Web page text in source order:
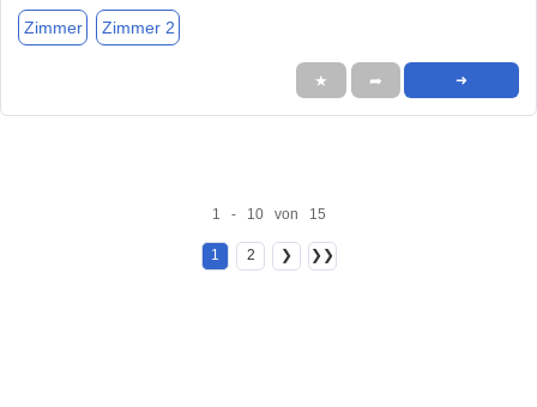
Zimmer Zimmer 2
★ ➦ ➜
1 - 10 von 15
1 2 ❯ ❯❯